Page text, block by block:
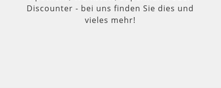
Discounter - bei uns finden Sie dies und
vieles mehr!